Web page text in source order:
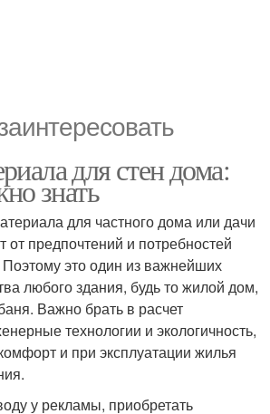
для стен дома:
знать
для частного дома или дачи
от предпочтений и потребностей
Поэтому это один из важнейших
любого здания, будь то жилой дом,
Важно брать в расчет
технологии и экологичность,
и при эксплуатации жилья
у рекламы, приобретать